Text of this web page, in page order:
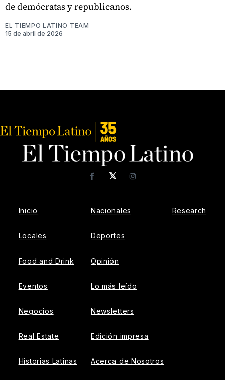
de demócratas y republicanos.
EL TIEMPO LATINO TEAM
15 de abril de 2026
𝕏
FacebookInstagram
Inicio
Locales
Food and Drink
Eventos
Negocios
Real Estate
Historias Latinas
Nacionales
Deportes
Opinión
Lo más leído
Newsletters
Edición impresa
Acerca de Nosotros
Research